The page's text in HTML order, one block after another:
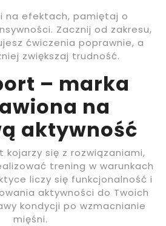
na efektach, pamiętaj o
Zacznij od zakresu,
ćwiczenia poprawnie, a
zwiększaj trudność.
– marka
na
aktywność
kojarzy się z rozwiązaniami,
trening w warunkach
liczy się funkcjonalność i
aktywności do Twoich
kondycji po wzmacnianie
mięśni.